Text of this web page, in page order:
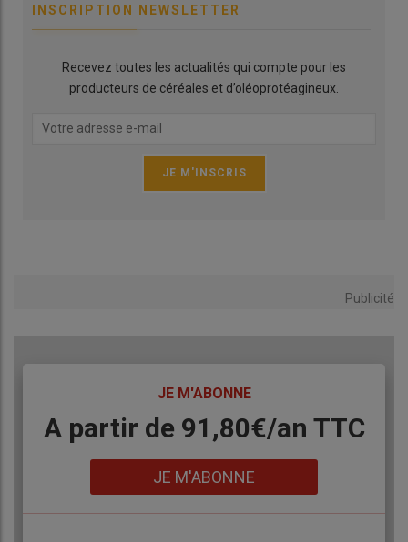
INSCRIPTION NEWSLETTER
Recevez toutes les actualités qui compte pour les
producteurs de céréales et d’oléoprotéagineux.
Publicité
JE M'ABONNE
Body
A partir de 91,80€/an​ TTC
JE M'ABONNE